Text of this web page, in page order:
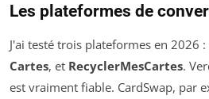
Les plateformes de
J'ai testé trois plateformes en 2026 :
Cartes, et RecyclerMesCartes.
est vraiment fiable. CardSwap, par